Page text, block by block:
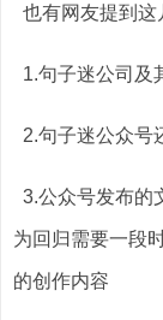
也有网友提到这
1.句子迷公司及
2.句子迷公众号
3.公众号发布的
为回归需要一段
的创作内容